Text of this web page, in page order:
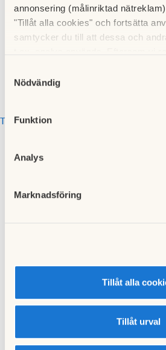
annonsering (målinriktad
"Tillåt alla cookies" och fortsätta
samtycker du till att dessa och
att endast tillåta ett urval.
Nödvändig
Funktion
Analys
Marknadsföring
Tillåt alla
Tillåt urval
BRF Mjölkuddens kontor
Mjölkuddsvägen 13
5
18:00-
Till kalendariet
november
Nästa händelse
Öppet hus BRF